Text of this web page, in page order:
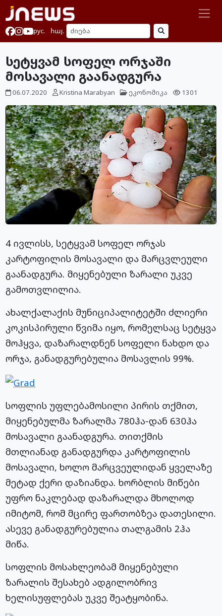
рус. հայ.
სეტყვამ სოფელ ორჯაში
მოსავალი გაანადგურა
06.07.2020 Kristina Marabyan ეკონომიკა 1301
4 ივლისს, სეტყვამ სოფელ ორჯას
კარტოფილის მოსავალი და მარცვლეული
გაანადგურა. მიყენებული ზარალი უკვე
გამოთვლილია.
ახალქალაქის მუნიციპალიტეტში ძლიერი
კოკისპირული წვიმა იყო, რომელსაც სეტყვა
მოჰყვა, დაზარალდნენ სოფელი ნახდო და
ორჯა, განადგურებულია მოსავლის 99%.
სოფლის უფლებამოსილი პირის თქმით,
მიყენებულმა ზარალმა 780ჰა-დან 630ჰა
მოსავალი გაანადგურა. თითქმის
მთლიანად განადგურდა კარტოფილის
მოსავალი, ხოლო მარცვეულიდან ყველაზე
მეტად ქერი დაზიანდა. ხორბლის მიწები
უფრო ნაკლებად დაზარალდა მხოლოდ
იმიტომ, რომ მცირე ფართობზეა დათესილი.
ასევე განადგურებულია თალგამის 2ჰა
მიწა.
სოფლის მოსახლეობამ მიყენებული
ზარალის შესახებ ადგილობრივ
ხელისუფლებას უკვე შეატყობინა.